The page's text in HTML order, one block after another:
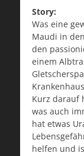
Story:
Was eine
Maudi in
den
einem
Kurz darauf
was auch
hat etwas
helfen und